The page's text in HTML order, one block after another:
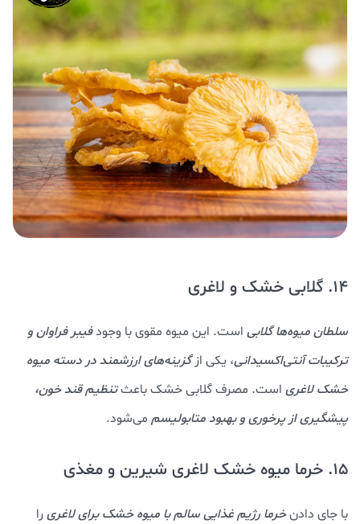
14. گلابی خشک و لاغری
سلطان میوه‌ها گلابی است. این میوه مقوی با وجودفیبر فراوان و
ترکیبات آنتی‌اکسیدانی، یکی ازگزینه‌های ارزشمند در دسته میوه
خشک لاغری است. مصرف گلابی خشک باعثتنظیم قند خون،
پیشگیری از پرخوری و بهبود متابولیسم می‌شود.
15. خرما میوه خشک لاغری شیرین و مغذی
با جای دادنخرما رژیم غذایی سالم با میوه خشک برای لاغری را